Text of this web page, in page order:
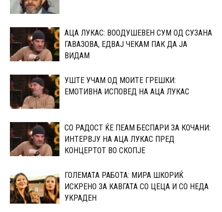
АЦА ЛУКАС: ВООДУШЕВЕН СУМ ОД СУЗАНА
ГАВАЗОВА, ЕДВАЈ ЧЕКАМ ПАК ДА ЈА
ВИДАМ
УШТЕ УЧАМ ОД МОИТЕ ГРЕШКИ:
ЕМОТИВНА ИСПОВЕД НА АЦА ЛУКАС
СО РАДОСТ ЌЕ ПЕАМ БЕСПАРИ ЗА КОЧАНИ:
ИНТЕРВЈУ НА АЦА ЛУКАС ПРЕД
КОНЦЕРТОТ ВО СКОПЈЕ
ГОЛЕМАТА РАБОТА: МИРА ШКОРИЌ
ИСКРЕНО ЗА КАВГАТА СО ЦЕЦА И СО НЕДА
УКРАДЕН